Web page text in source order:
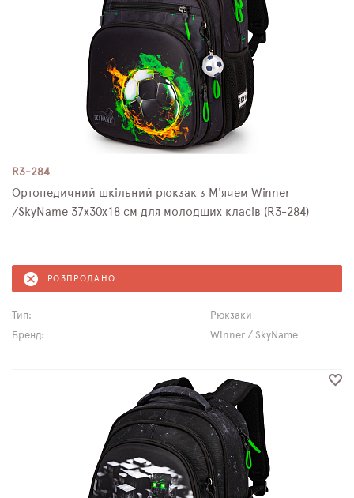
R3-284
Ортопедичний шкільний рюкзак з М'ячем Winner
/SkyName 37х30х18 см для молодших класів (R3-284)
РОЗПРОДАНО
Тип:
Рюкзаки
Бренд:
Winner / SkyName